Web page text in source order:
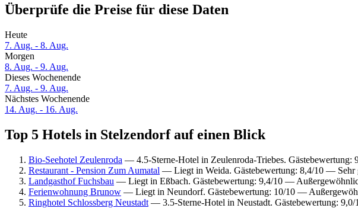
Überprüfe die Preise für diese Daten
Heute
7. Aug. - 8. Aug.
Morgen
8. Aug. - 9. Aug.
Dieses Wochenende
7. Aug. - 9. Aug.
Nächstes Wochenende
14. Aug. - 16. Aug.
Top 5 Hotels in Stelzendorf auf einen Blick
Bio-Seehotel Zeulenroda — 4.5-Sterne-Hotel in Zeulenroda-Triebes. Gästebewertung:
Restaurant - Pension Zum Aumatal — Liegt in Weida. Gästebewertung: 8,4/10 — Sehr
Landgasthof Fuchsbau — Liegt in Eßbach. Gästebewertung: 9,4/10 —
Ferienwohnung Brunow — Liegt in Neundorf. Gästebewertung: 10/10 —
Ringhotel Schlossberg Neustadt — 3.5-Sterne-Hotel in Neustadt. Gästebewertung: